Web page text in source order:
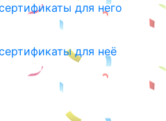
для него
для неё